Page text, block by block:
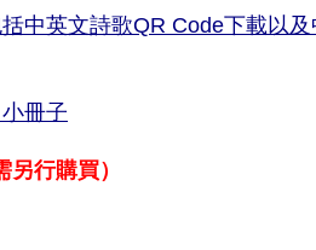
中英文詩歌QR Code下載以及
冊子
另行購買）